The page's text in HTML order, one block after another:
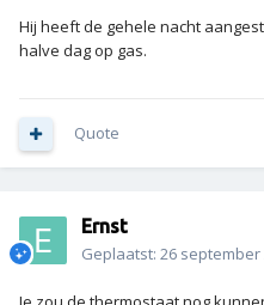
Hij heeft de gehele nacht
halve dag op gas.
Quote
Ernst
Geplaatst: 26 september